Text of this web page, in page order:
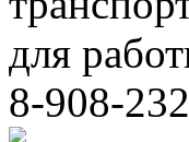
для
8-908-